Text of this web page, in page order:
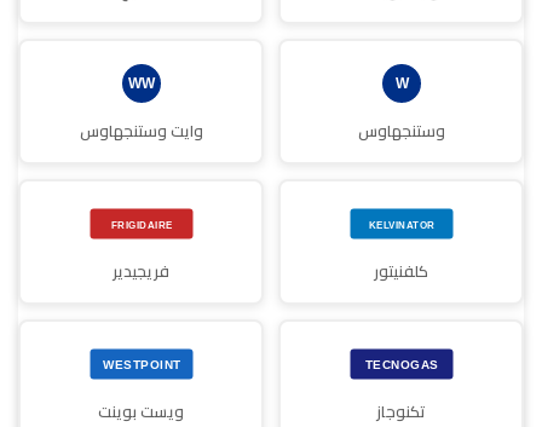
وستنجهاوس وايت وستنجهاوس
كلفنيتور فريجيدير
تكنوجاز ويست بوينت